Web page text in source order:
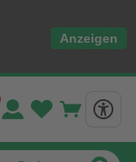
Anzeigen